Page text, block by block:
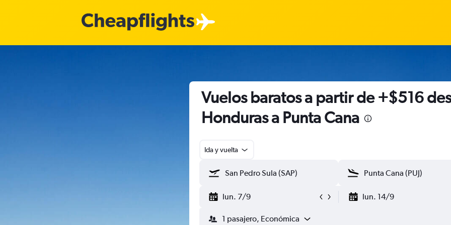
Vuelos baratos a partir de +$516
Honduras a Punta Cana
Ida y vuelta
lun. 7/9 lun. 14/9
1 pasajero, Económica